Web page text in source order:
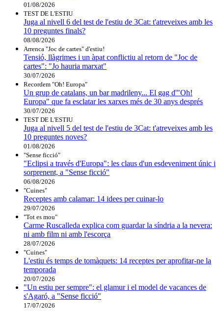
01/08/2026
TEST DE L'ESTIU
Juga al nivell 6 del test de l'estiu de 3Cat: t'atreveixes amb les
10 preguntes finals?
08/08/2026
Arrenca "Joc de cartes" d'estiu!
Tensió, llàgrimes i un àpat conflictiu al retorn de "Joc de
cartes": "Jo hauria marxat"
30/07/2026
Recordem "Oh! Europa"
Un grup de catalans, un bar madrileny... El gag d'"Oh!
Europa" que fa esclatar les xarxes més de 30 anys després
30/07/2026
TEST DE L'ESTIU
Juga al nivell 5 del test de l'estiu de 3Cat: t'atreveixes amb les
10 preguntes noves?
01/08/2026
"Sense ficció"
"Eclipsi a través d'Europa": les claus d'un esdeveniment únic i
sorprenent, a "Sense ficció"
06/08/2026
"Cuines"
Receptes amb calamar: 14 idees per cuinar-lo
29/07/2026
"Tot es mou"
Carme Ruscalleda explica com guardar la síndria a la nevera:
ni amb film ni amb l'escorça
28/07/2026
"Cuines"
L'estiu és temps de tomàquets: 14 receptes per aprofitar-ne la
temporada
20/07/2026
"Un estiu per sempre": el glamur i el model de vacances de
s'Agaró, a "Sense ficció"
17/07/2026